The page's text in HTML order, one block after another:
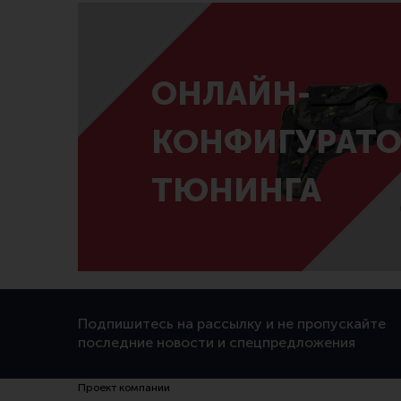
ОНЛАЙН-
ТЮНИНГА
Подпишитесь на рассылку и не пропускайте
последние новости и спецпредложения
Проект компании